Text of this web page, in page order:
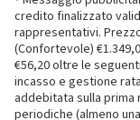
credito finalizzato
rappresentativi.
(Confortevole)
€56,20 oltre le
incasso e gestione
addebitata sulla prima
periodiche (almeno